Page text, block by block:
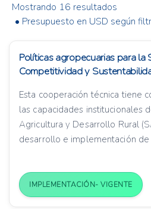
Mostrando 16 resultados
• Presupuesto en USD según
Políticas agropecuarias para la
Competitividad y
Esta cooperación técnica tiene
las capacidades institucionales
Agricultura y Desarrollo Rural
desarrollo e implementación de
IMPLEMENTACIÓN- VIGENTE